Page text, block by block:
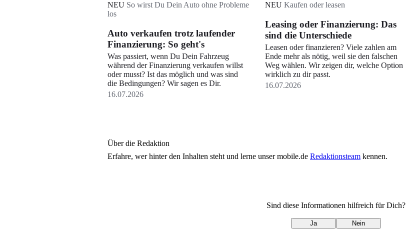
NEU So wirst Du Dein Auto ohne Probleme
los
Auto verkaufen trotz laufender
Finanzierung: So geht's
Was passiert, wenn Du Dein Fahrzeug
während der Finanzierung verkaufen willst
oder musst? Ist das möglich und was sind
die Bedingungen? Wir sagen es Dir.
16.07.2026
NEU Kaufen oder leasen
Leasing oder Finanzierung: Das
sind die Unterschiede
Leasen oder finanzieren? Viele zahlen am
Ende mehr als nötig, weil sie den falschen
Weg wählen. Wir zeigen dir, welche Option
wirklich zu dir passt.
16.07.2026
Über die Redaktion
Erfahre, werhinter den Inhalten steht und lerne unser mobile.de Redaktionsteam kennen.
Sind diese Informationen hilfreich für Dich?
Ja Nein